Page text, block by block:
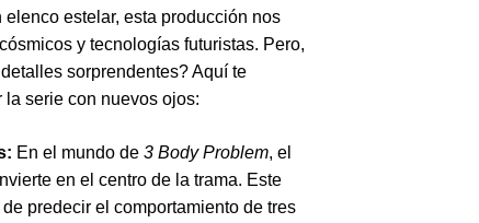
estelar, esta producción nos
y tecnologías futuristas. Pero,
sorprendentes? Aquí te
serie con nuevos ojos:
En el mundo de 3 Body Problem, el
en el centro de la trama. Este
predecir el comportamiento de tres